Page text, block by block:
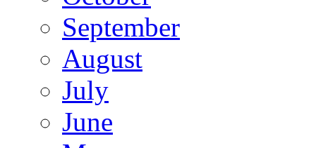
September
August
July
June